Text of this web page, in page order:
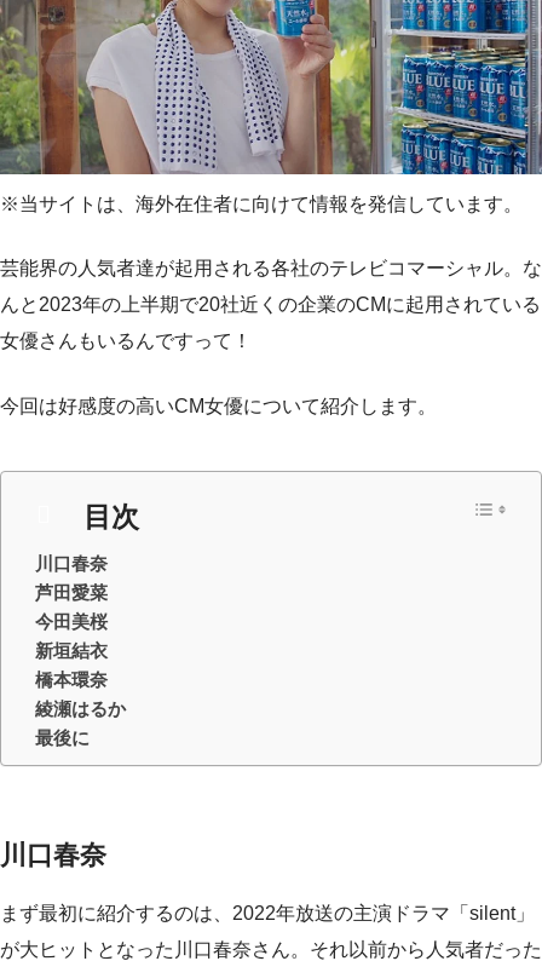
※当サイトは、海外在住者に向けて情報を発信しています。
芸能界の人気者達が起用される各社のテレビコマーシャル。な
んと2023年の上半期で20社近くの企業のCMに起用されている
女優さんもいるんですって！
今回は好感度の高いCM女優について紹介します。
目次
川口春奈
芦田愛菜
今田美桜
新垣結衣
橋本環奈
綾瀬はるか
最後に
川口春奈
まず最初に紹介するのは、2022年放送の主演ドラマ「silent」
が大ヒットとなった川口春奈さん。それ以前から人気者だった